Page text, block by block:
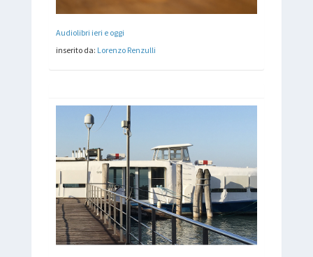
Audiolibri ieri e oggi
inserito da: Lorenzo Renzulli